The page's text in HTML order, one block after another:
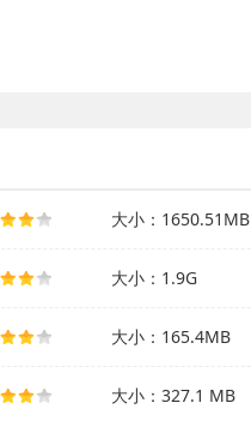
大小：1650.51MB
大小：1.9G
大小：165.4MB
大小：327.1 MB